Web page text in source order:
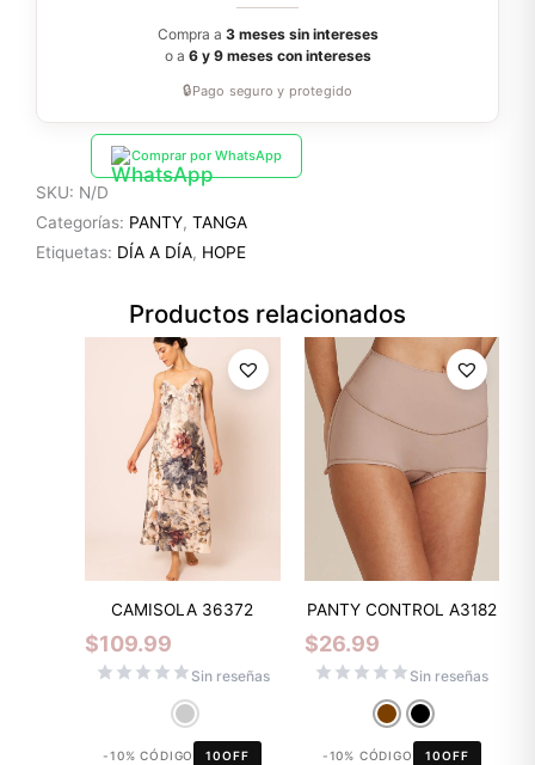
Compra a 3 meses sin intereses
o a 6 y 9 meses con intereses
🔒Pago seguro y protegido
Comprar por WhatsApp
SKU: N/D
Categorías: PANTY, TANGA
Etiquetas: DÍA A DÍA, HOPE
Productos relacionados
CAMISOLA 36372
$109.99
Sin reseñas
-10% CÓDIGO 10OFF
PANTY CONTROL A3182
$26.99
Sin reseñas
-10% CÓDIGO 10OFF